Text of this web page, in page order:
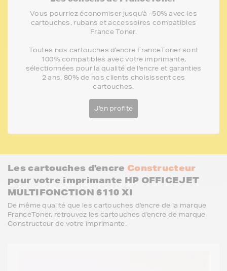
Vous pourriez économiser jusqu'à -50% avec les
cartouches, rubans et accessoires compatibles
France Toner.
Toutes nos cartouches d'encre FranceToner sont
100% compatibles avec votre imprimante,
sélectionnées pour la qualité de l'encre et garanties
2 ans. 80% de nos clients choisissent ces
cartouches.
J'en profite
Les cartouches d'encre Constructeur
pour votre imprimante HP OFFICEJET
MULTIFONCTION 6110 XI
De même qualité que les cartouches d'encre de la marque
FranceToner, retrouvez les cartouches d'encre de marque
Constructeur de votre imprimante.